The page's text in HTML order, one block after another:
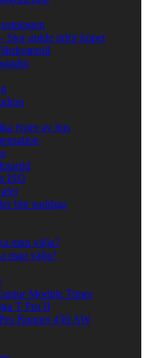
Stor guide inför köpet
typer av ljus
ISO
blir suddiga
man välja?
man välja?
Module Timer
T Pro II
Runner 450 AW